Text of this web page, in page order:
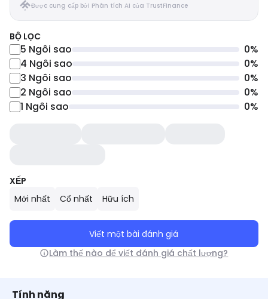
Được cung cấp bởi Phân tích AI của TrustFinance
BỘ LỌC
5 Ngôi sao 0%
4 Ngôi sao 0%
3 Ngôi sao 0%
2 Ngôi sao 0%
1 Ngôi sao 0%
XẾP
Mới nhất
Cổ nhất Hữu ích
Viết một bài đánh giá
Làm thế nào để viết đánh giá chất lượng?
Tính năng